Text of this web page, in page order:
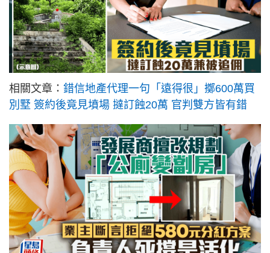
相關文章： 錯信地產代理一句「遠得很」擲600萬買
別墅 簽約後竟見墳場 撻訂蝕20萬 官判雙方皆有錯